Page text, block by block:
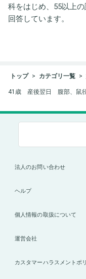
科をはじめ、55以上
回答しています。
トップ カテゴリ一覧
41歳 産後翌日 腹部、鼠
法人のお問い合わせ
ヘルプ
個人情報の取扱について
運営会社
カスタマーハラスメントポ